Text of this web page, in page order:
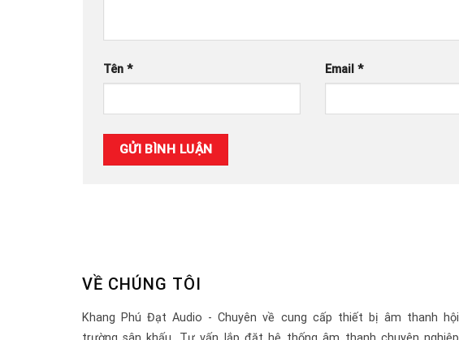
Tên * Email*
VỀ CHÚNG TÔI
Khang Phú Đạt Audio - Chuyên về cung cấp thiết bị âm thanh hội